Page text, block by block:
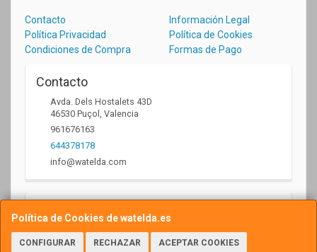
Política de Cookies de watelda.es
CONFIGURAR RECHAZAR ACEPTAR COOKIES
Contacto
Información Legal
Política Privacidad
Política de Cookies
Condiciones de Compra
Formas de Pago
Contacto
Avda. Dels Hostalets 43D
46530 Puçol Valencia
961676163
644378178
info@watelda.com